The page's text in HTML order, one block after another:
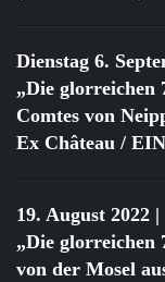
Dienstag 6.
„Die glorreichen
Comtes von
Ex Château /
19. August 2022 |
„Die glorreichen
von der Mosel